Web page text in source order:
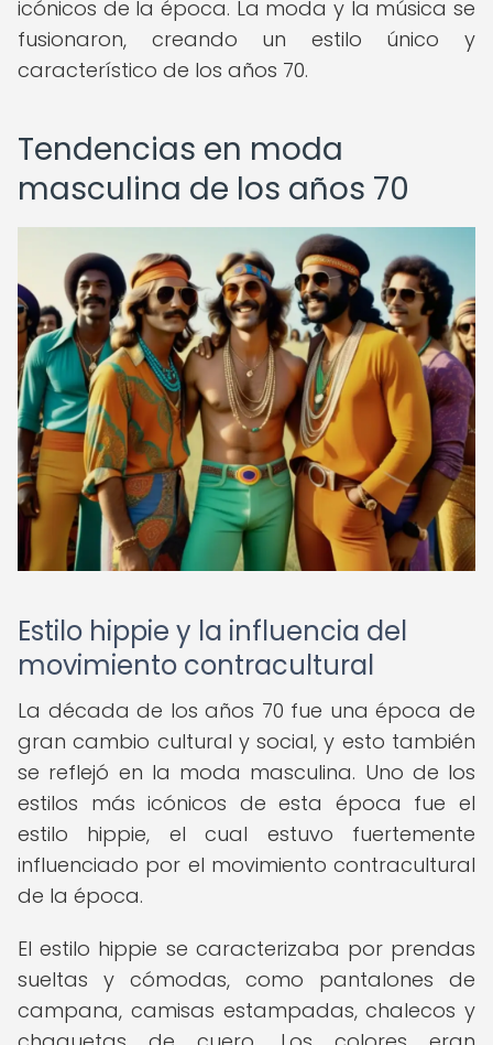
icónicos de la época. La moda y la música se
fusionaron, creando un estilo único y
característico de los años 70.
Tendencias en moda
masculina de los años 70
Estilo hippie y la influencia del
movimiento contracultural
La década de los años 70 fue una época de
gran cambio cultural y social, y esto también
se reflejó en la moda masculina. Uno de los
estilos más icónicos de esta época fue el
estilo hippie, el cual estuvo fuertemente
influenciado por el movimiento contracultural
de la época.
El estilo hippie se caracterizaba por prendas
sueltas y cómodas, como pantalones de
campana, camisas estampadas, chalecos y